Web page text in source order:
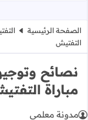
الصفحة الرئيسية
التفتيش
نصائح
مباراة
مدونة معلمي